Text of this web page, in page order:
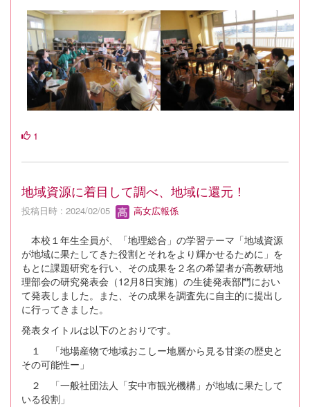
1
地域資源に着目して調べ、地域に還元！
投稿日時 : 2024/02/05 高女広報係
本校１年生全員が、「地理総合」の学習テーマ「地域資源
が地域に果たしてきた役割とそれをより輝かせるために」を
もとに課題研究を行い、その成果を２名の希望者が高教研地
理部会の研究発表会（12月8日実施）の生徒発表部門におい
て発表しました。また、その成果を調査先に自主的に提出し
に行ってきました。
発表タイトルは以下のとおりです。
１ 「地場産物で地域おこしー地層から見る甘楽の歴史と
その可能性ー」
２ 「一般社団法人「安中市観光機構」が地域に果たして
いる役割」